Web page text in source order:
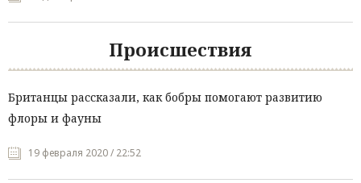
Происшествия
Британцы рассказали, как бобры помогают развитию
флоры и фауны
19 февраля 2020 / 22:52